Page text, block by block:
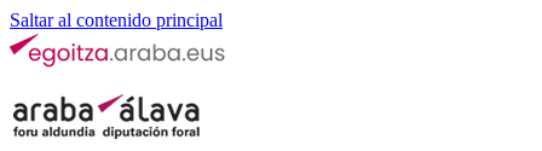
Saltar al contenido principal